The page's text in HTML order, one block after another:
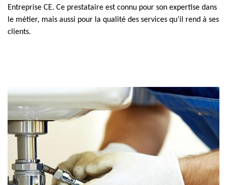
Entreprise CE. Ce prestataire est connu pour son expertise dans
le métier, mais aussi pour la qualité des services qu’il rend à ses
clients.